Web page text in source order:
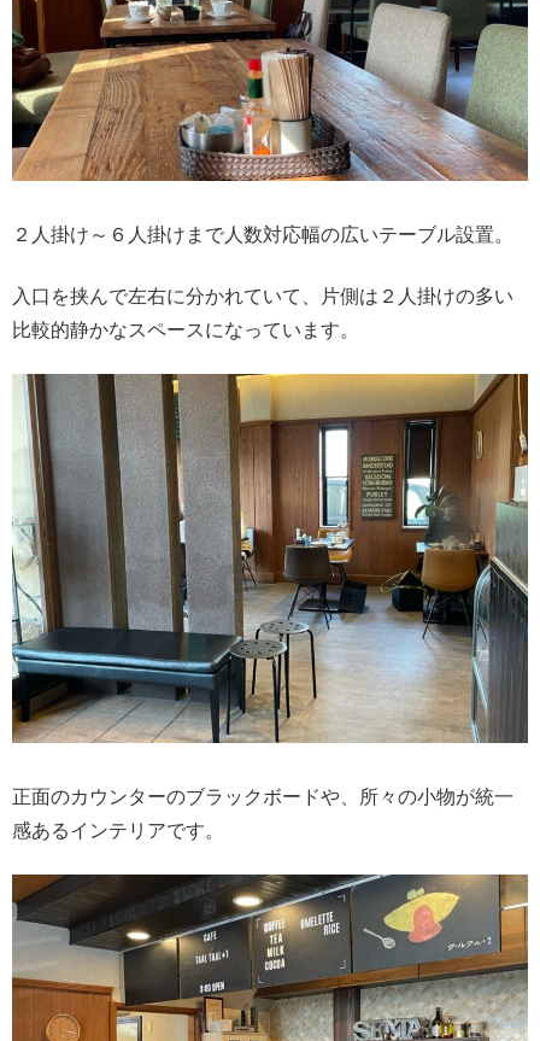
２人掛け～６人掛けまで人数対応幅の広いテーブル設置。
入口を挟んで左右に分かれていて、片側は２人掛けの多い
比較的静かなスペースになっています。
正面のカウンターのブラックボードや、所々の小物が統一
感あるインテリアです。